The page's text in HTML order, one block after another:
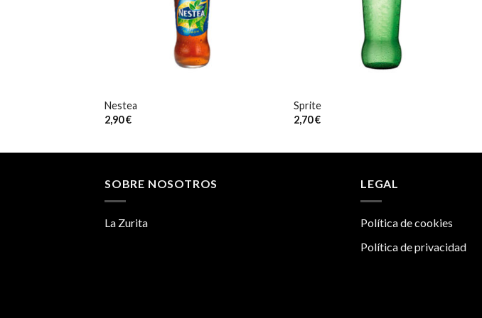
Nestea
2,90€
Sprite
2,70€
SOBRE NOSOTROS
La Zurita
LEGAL
Política de cookies
Política de privacidad